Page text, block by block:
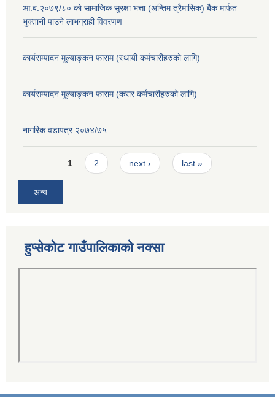
आ.ब.२०७९/८० काे सामाजिक सुरक्षा भत्ता (अन्तिम त्रैमासिक) बैक मार्फत
भुक्तानी पाउने लाभग्राही विवरणण
कार्यसम्पादन मूल्याङ्कन फाराम (स्थायी कर्मचारीहरुको लागि)
कार्यसम्पादन मूल्याङ्कन फाराम (करार कर्मचारीहरुको लागि)
नागरिक वडापत्र २०७४/७५
Pages1 2 next › last »
अन्य
हुप्सेकोट गाउँपालिकाको नक्सा